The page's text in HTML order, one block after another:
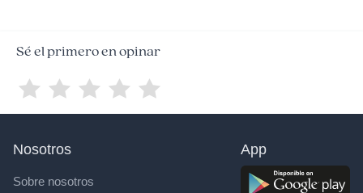
Sé el primero en opinar
Nosotros
Sobre nosotros
App